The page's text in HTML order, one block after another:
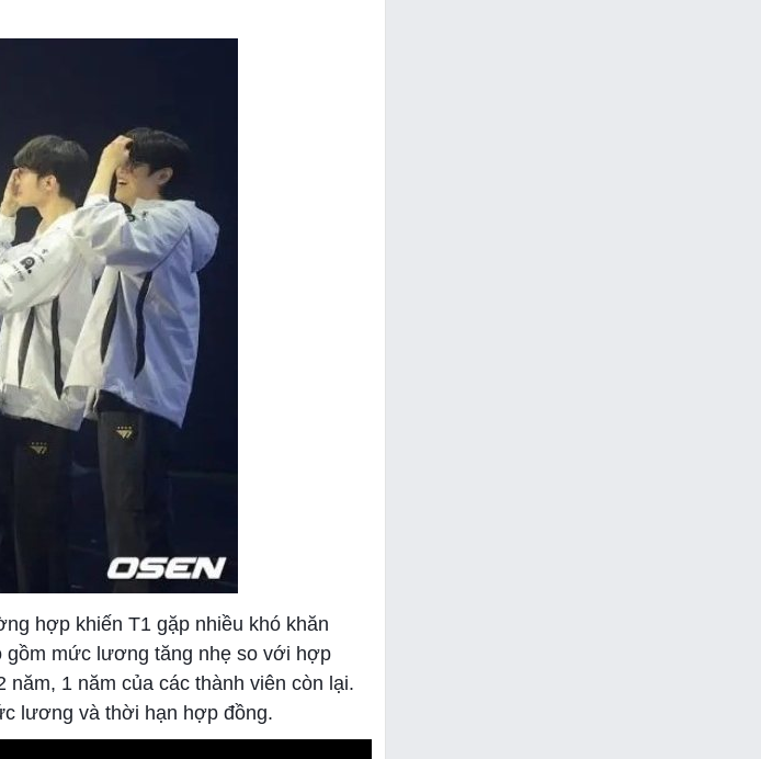
hợp khiến T1 gặp nhiều khó khăn
gồm mức lương tăng nhẹ so với hợp
1 năm của các thành viên còn lại.
lương và thời hạn hợp đồng.